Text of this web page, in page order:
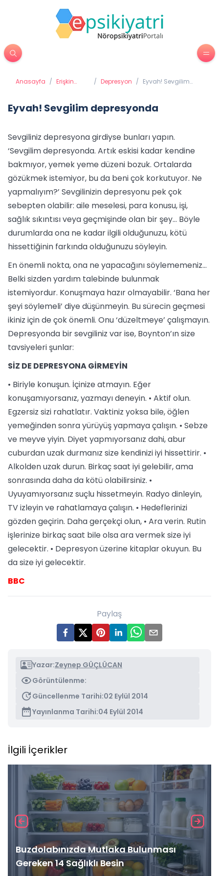
Anasayfa / Erişkin
/ Depresyon / Eyvah! Sevgilim
Eyvah! Sevgilim depresyonda
Sevgiliniz depresyona girdiyse bunları yapın.
‘Sevgilim depresyonda. Artık eskisi kadar kendine
bakmıyor, yemek yeme düzeni bozuk. Ortalarda
gözükmek istemiyor, bu da beni çok korkutuyor. Ne
yapmalıyım?’ Sevgilinizin depresyonu pek çok
sebepten olabilir: aile meselesi, para konusu, işi,
sağlık sıkıntısı veya geçmişinde olan bir şey… Böyle
durumlarda ona ne kadar ilgili olduğunuzu, kötü
hissettiğinin farkında olduğunuzu söyleyin.
En önemli nokta, ona ne yapacağını söylememeniz…
Belki sizden yardım talebinde bulunmak
istemiyordur. Konuşmaya hazır olmayabilir. ‘Bana her
şeyi söylemeli’ diye düşünmeyin. Bu sürecin geçmesi
ikiniz için de çok önemli. Onu ‘düzeltmeye’ çalışmayın.
Depresyonda bir sevgiliniz var ise, Boynton’ın size
tavsiyeleri şunlar:
SİZ DE DEPRESYONA GİRMEYİN
• Biriyle konuşun. İçinize atmayın. Eğer
konuşamıyorsanız, yazmayı deneyin. • Aktif olun.
Egzersiz sizi rahatlatır. Vaktiniz yoksa bile, öğlen
yemeğinden sonra yürüyüş yapmaya çalışın. • Sebze
ve meyve yiyin. Diyet yapmıyorsanız dahi, abur
cuburdan uzak durmanız size kendinizi iyi hissettirir. •
Alkolden uzak durun. Birkaç saat iyi gelebilir, ama
sonrasında daha da kötü olabilirsiniz. •
Uyuyamıyorsanız suçlu hissetmeyin. Radyo dinleyin,
TV izleyin ve rahatlamaya çalışın. • Hedeflerinizi
gözden geçirin. Daha gerçekçi olun, • Ara verin. Rutin
işlerinize birkaç saat bile olsa ara vermek size iyi
gelecektir. • Depresyon üzerine kitaplar okuyun. Bu
da size iyi gelecektir.
BBC
Paylaş
Yazar:Zeynep GÜÇLÜCAN
Görüntülenme:
Güncellenme Tarihi:02 Eylül 2014
Yayınlanma Tarihi:04 Eylül 2014
İlgili İçerikler
Buzdolabınızda Mutlaka Bulunması
Gereken 14 Sağlıklı Besin